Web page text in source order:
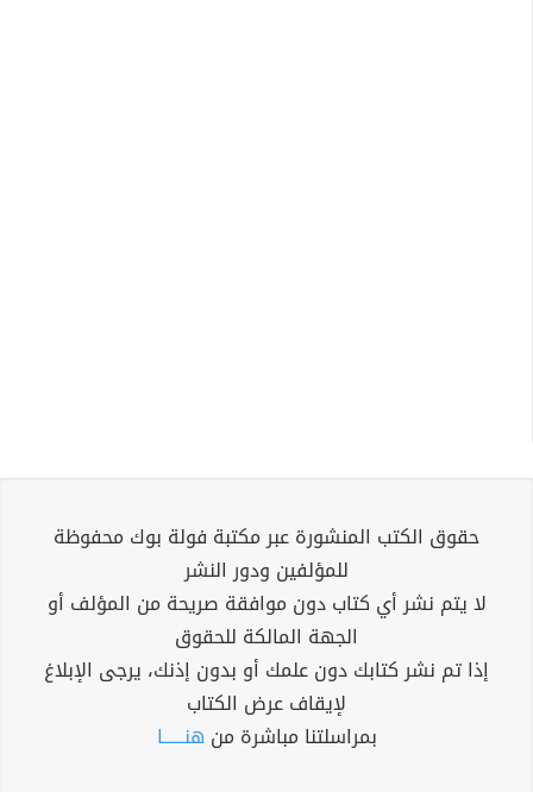
حقوق الكتب المنشورة عبر مكتبة فولة بوك محفوظة
للمؤلفين ودور النشر
لا يتم نشر أي كتاب دون موافقة صريحة من المؤلف أو
الجهة المالكة للحقوق
إذا تم نشر كتابك دون علمك أو بدون إذنك، يرجى الإبلاغ
لإيقاف عرض الكتاب
بمراسلتنا مباشرة من هنــــــا